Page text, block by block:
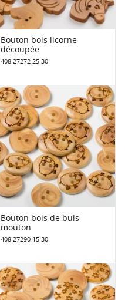
Bouton bois licorne
découpée
408 27272 25 30
Bouton bois de buis
mouton
408 27290 15 30